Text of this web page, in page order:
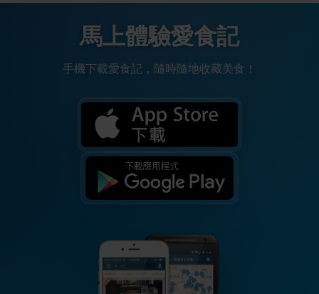
馬上體驗愛食記
手機下載愛食記，隨時隨地收藏美食！